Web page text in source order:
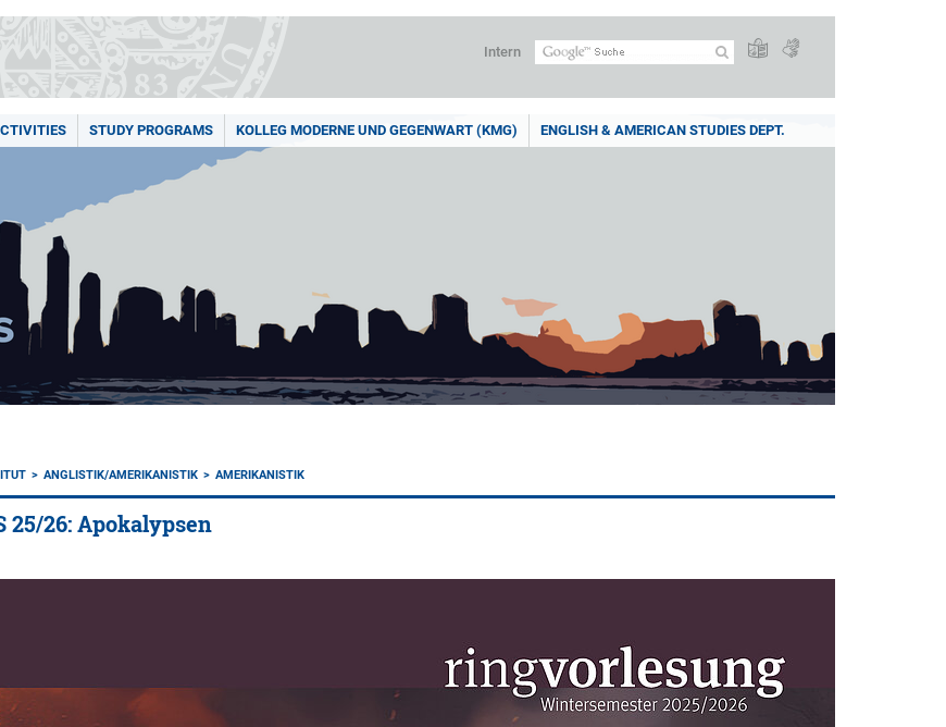
Intern
STUDY PROGRAMS KOLLEG MODERNE UND GEGENWART (KMG) ENGLISH & AMERICAN STUDIES DEPT.
ANGLISTIK/AMERIKANISTIK AMERIKANISTIK
25/26: Apokalypsen